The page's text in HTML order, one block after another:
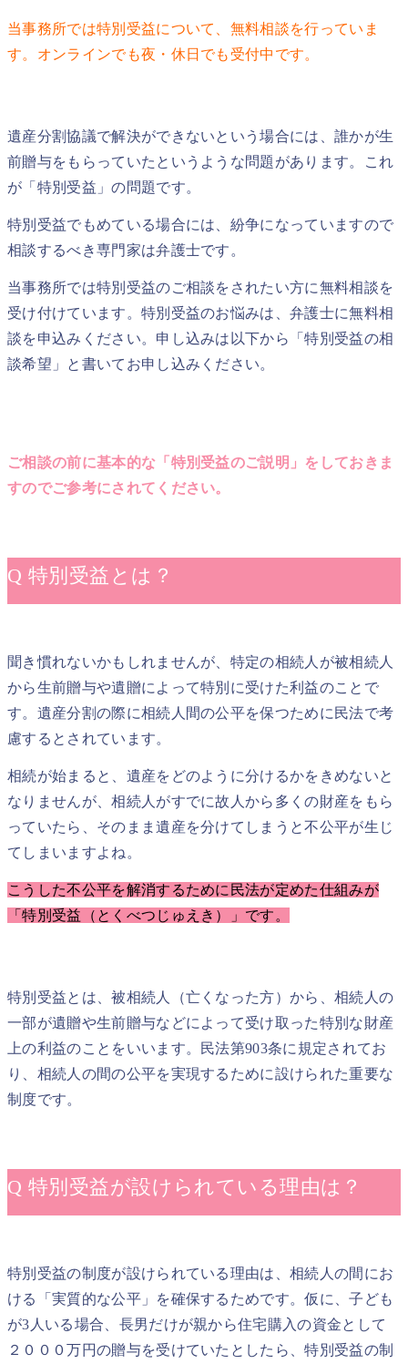
当事務所では特別受益について、無料相談を行っていま
す。オンラインでも夜・休日でも受付中です。
遺産分割協議で解決ができないという場合には、誰かが生
前贈与をもらっていたというような問題があります。これ
が「特別受益」の問題です。
特別受益でもめている場合には、紛争になっていますので
相談するべき専門家は弁護士です。
当事務所では特別受益のご相談をされたい方に無料相談を
受け付けています。特別受益のお悩みは、弁護士に無料相
談を申込みください。申し込みは以下から「特別受益の相
談希望」と書いてお申し込みください。
ご相談の前に基本的な「特別受益のご説明」をしておきま
すのでご参考にされてください。
Q 特別受益とは？
聞き慣れないかもしれませんが、特定の相続人が被相続人
から生前贈与や遺贈によって特別に受けた利益のことで
す。遺産分割の際に相続人間の公平を保つために民法で考
慮するとされています。
相続が始まると、遺産をどのように分けるかをきめないと
なりませんが、相続人がすでに故人から多くの財産をもら
っていたら、そのまま遺産を分けてしまうと不公平が生じ
てしまいますよね。
こうした不公平を解消するために民法が定めた仕組みが
「特別受益（とくべつじゅえき）」です。
特別受益とは、被相続人（亡くなった方）から、相続人の
一部が遺贈や生前贈与などによって受け取った特別な財産
上の利益のことをいいます。民法第903条に規定されてお
り、相続人の間の公平を実現するために設けられた重要な
制度です。
Q 特別受益が設けられている理由は？
特別受益の制度が設けられている理由は、相続人の間にお
ける「実質的な公平」を確保するためです。仮に、子ども
が3人いる場合、長男だけが親から住宅購入の資金として
２０００万円の贈与を受けていたとしたら、特別受益の制